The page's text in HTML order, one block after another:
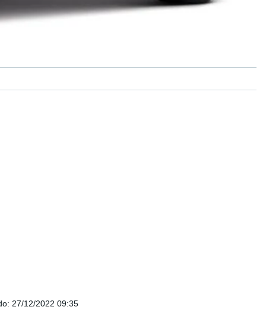
: 27/12/2022 09:35